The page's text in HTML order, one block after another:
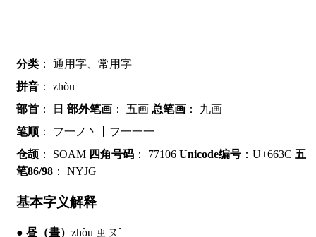
分类 ： 通用字、常用字
拼音 ： zhòu
部首 ： 日 部外笔画 ： 五画 总笔画 ： 九画
笔顺 ： フ一ノ丶丨フ一一一
仓颉 ： SOAM 四角号码 ： 77106 Unicode编号 ：U+663C 五
笔86/98 ： NYJG
基本字义解释
昼 （晝） zhòu ㄓㄡˋ